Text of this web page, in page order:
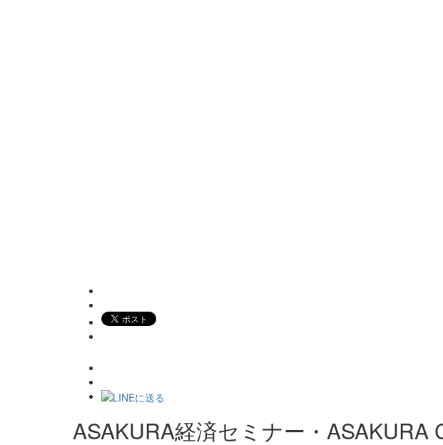
ASAKURA経済セミナー・ASAKURA